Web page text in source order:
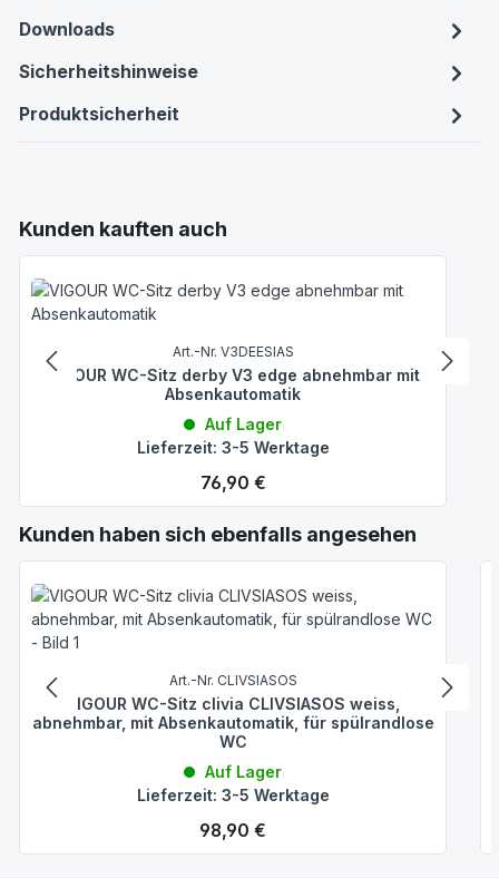
Downloads
Sicherheitshinweise
Produktsicherheit
Produktgalerie überspringen
Kunden kauften auch
Art.-Nr. V3DEESIAS
VIGOUR WC-Sitz derby V3 edge abnehmbar mit
Absenkautomatik
Auf Lager
Lieferzeit: 3-5 Werktage
Regulärer Preis:
76,90 €
Produktgalerie überspringen
Kunden haben sich ebenfalls angesehen
Art.-Nr. CLIVSIASOS
VIGOUR WC-Sitz clivia CLIVSIASOS weiss,
abnehmbar, mit Absenkautomatik, für spülrandlose
WC
Auf Lager
Lieferzeit: 3-5 Werktage
Regulärer Preis:
98,90 €